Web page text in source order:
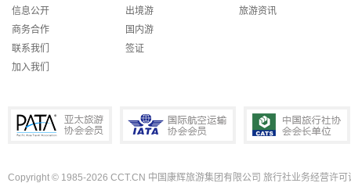
信息公开
商务合作
联系我们
加入我们
出境游
国内游
签证
旅游资讯
Copyright © 1985-2026 CCT.CN 中国康辉旅游集团有限公司 旅行社业务经营许